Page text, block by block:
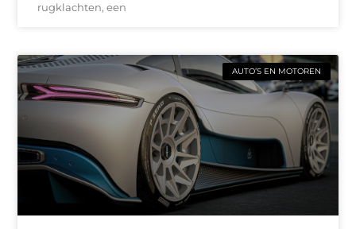
rugklachten, een
AUTO’S EN MOTOREN